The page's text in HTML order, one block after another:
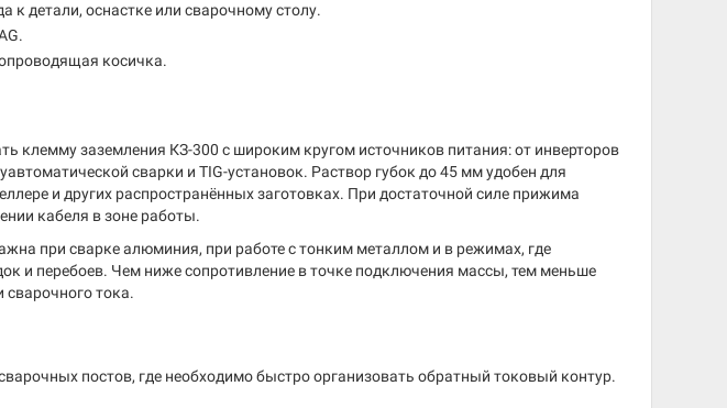
к детали, оснастке или сварочному столу.
косичка.
клемму заземления КЗ-300 с широким кругом источников питания: от инверторов
сварки и TIG-установок. Раствор губок до 45 мм удобен для
и других распространённых заготовках. При достаточной силе прижима
кабеля в зоне работы.
при сварке алюминия, при работе с тонким металлом и в режимах, где
и перебоев. Чем ниже сопротивление в точке подключения массы, тем меньше
сварочного тока.
постов, где необходимо быстро организовать обратный токовый контур.